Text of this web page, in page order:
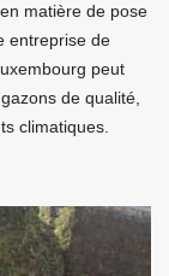
matière de pose
entreprise de
peut
de qualité,
climatiques.